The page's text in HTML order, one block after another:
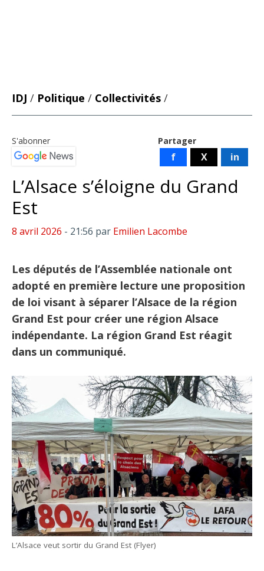
IDJ / Politique / Collectivités /
Partager
f X in
S'abonner
L’Alsace s’éloigne du Grand
Est
8 avril 2026 - 21:56 par Emilien Lacombe
Les députés de l’Assemblée nationale ont
adopté en première lecture une proposition
de loi visant à séparer l’Alsace de la région
Grand Est pour créer une région Alsace
indépendante. La région Grand Est réagit
dans un communiqué.
L’Alsace veut sortir du Grand Est (Flyer)